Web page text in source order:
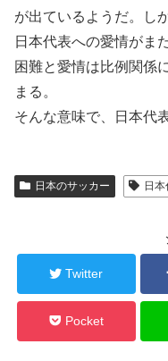
が出ているようだ。し
日本代表への愛情がま
困難と愛情は比例関係
まる。
そんな意味で、日本代
日本のサッカー 日
Twitter
Pocket